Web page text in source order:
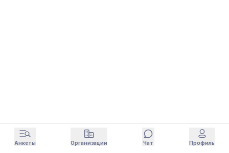
Анкеты Организации Чат Профиль